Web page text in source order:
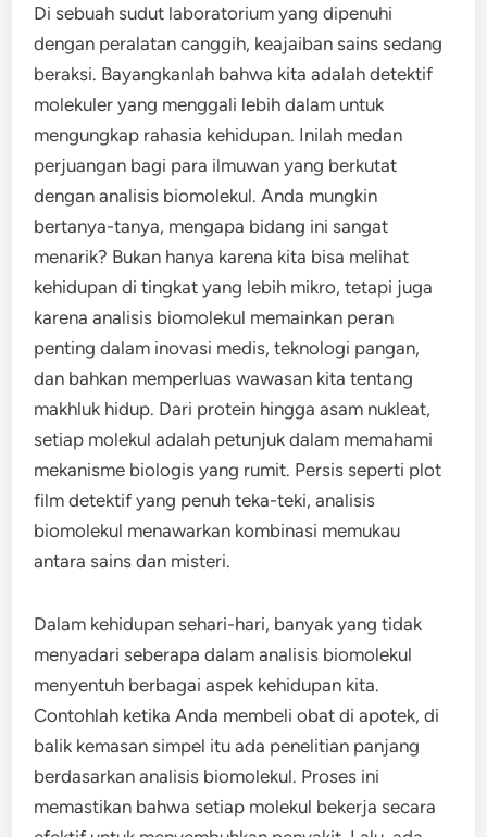
Di sebuah sudut laboratorium yang dipenuhi
dengan peralatan canggih, keajaiban sains sedang
beraksi. Bayangkanlah bahwa kita adalah detektif
molekuler yang menggali lebih dalam untuk
mengungkap rahasia kehidupan. Inilah medan
perjuangan bagi para ilmuwan yang berkutat
dengan analisis biomolekul. Anda mungkin
bertanya-tanya, mengapa bidang ini sangat
menarik? Bukan hanya karena kita bisa melihat
kehidupan di tingkat yang lebih mikro, tetapi juga
karena analisis biomolekul memainkan peran
penting dalam inovasi medis, teknologi pangan,
dan bahkan memperluas wawasan kita tentang
makhluk hidup. Dari protein hingga asam nukleat,
setiap molekul adalah petunjuk dalam memahami
mekanisme biologis yang rumit. Persis seperti plot
film detektif yang penuh teka-teki, analisis
biomolekul menawarkan kombinasi memukau
antara sains dan misteri.
Dalam kehidupan sehari-hari, banyak yang tidak
menyadari seberapa dalam analisis biomolekul
menyentuh berbagai aspek kehidupan kita.
Contohlah ketika Anda membeli obat di apotek, di
balik kemasan simpel itu ada penelitian panjang
berdasarkan analisis biomolekul. Proses ini
memastikan bahwa setiap molekul bekerja secara